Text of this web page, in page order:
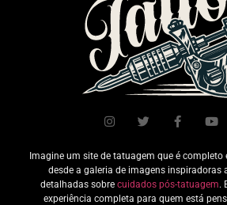
Imagine um site de tatuagem que é
desde a galeria de imagens inspiradoras
detalhadas sobre cuidados pós-tatuagem.
experiência completa para quem está